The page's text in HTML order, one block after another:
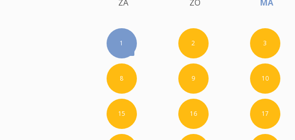
ZA ZO MA
1 2 3
8 9 10
15 16 17